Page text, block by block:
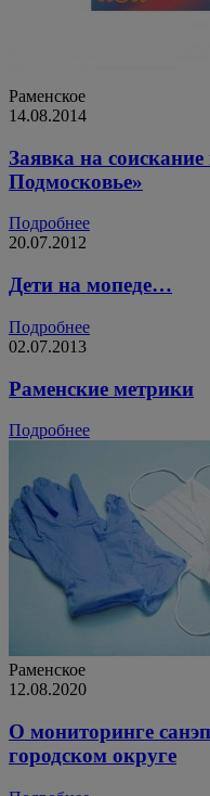
Раменское
14.08.2014
Заявка на
Подмосковье»
Подробнее
20.07.2012
Дети на мопеде…
Подробнее
02.07.2013
Раменские метрики
Подробнее
Раменское
12.08.2020
О мониторинге
городском округе